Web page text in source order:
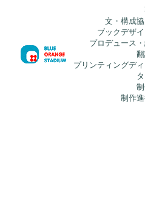
文・構成
ブックデザ
プロデュース
プリンティングデ
制作